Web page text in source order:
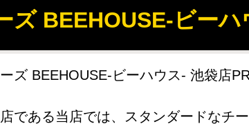
ズ BEEHOUSE-ビー
ズ BEEHOUSE-ビーハウス- 池袋店PR
である当店では、スタンダードなチ